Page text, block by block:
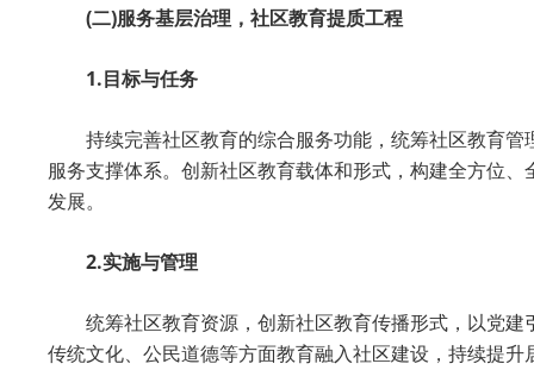
(二)服务基层治理，社区教育提质工程
1.目标与任务
持续完善社区教育的综合服务功能，统筹社区教育
服务支撑体系。创新社区教育载体和形式，构建全方位
发展。
2.实施与管理
统筹社区教育资源，创新社区教育传播形式，以党
传统文化、公民道德等方面教育融入社区建设，持续提